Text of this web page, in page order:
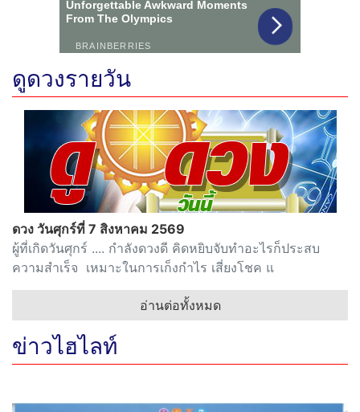
ดูดวงรายวัน
ดวง วันศุกร์ที่ 7 สิงหาคม 2569
ผู้ที่เกิดวันศุกร์ .... กำลังดวงดี คิดหยิบจับทำอะไรก็ประสบ
ความสำเร็จ เหมาะในการเก็งกำไร เสี่ยงโชค แ
อ่านต่อทั้งหมด
ข่าวไฮไลท์